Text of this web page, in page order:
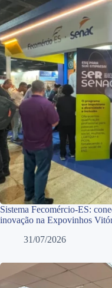
Sistema Fecomércio-ES:
inovação na Expovinhos
31/07/2026